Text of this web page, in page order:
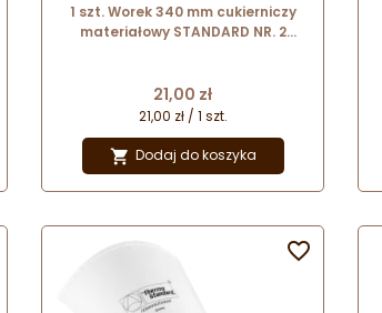
1 szt. Worek 340 mm cukierniczy
materiałowy STANDARD NR. 2
Cena
21,00 zł
21,00 zł / 1 szt.
 Dodaj do koszyka
